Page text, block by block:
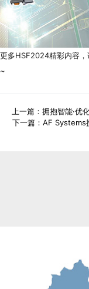
更多HSF2024精彩内容
~
上一篇： 拥抱智能·优
下一篇： AF Systems